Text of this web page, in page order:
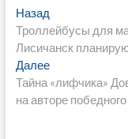
Навигация
по
записям
НазадПредыдущая
запись:
Троллейбусы для
Лисичанск
ДалееСледующая
запись:
Тайна «лифчика»
на авторе